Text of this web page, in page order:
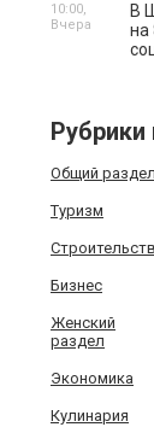
В
на
10:00,
Вчера
Рубрики
Общий раздел
Туризм
Бизнес
Женский
раздел
Экономика
Кулинария